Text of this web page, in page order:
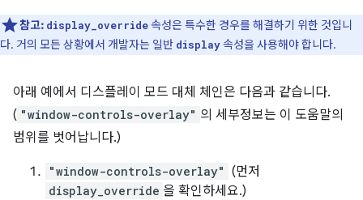
참고: display_override속성은 특수한 경우를 해결하기 위한 것입니
다. 거의 모든 상황에서 개발자는 일반 display속성을 사용해야 합니다.
아래 예에서 디스플레이 모드 대체 체인은 다음과 같습니다.
( "window-controls-overlay" 의 세부정보는 이 도움말의
범위를 벗어납니다.)
"window-controls-overlay" (먼저
display_override 을 확인하세요.)